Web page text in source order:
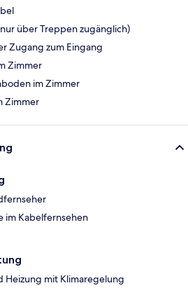
über Treppen zugänglich)
Zugang zum Eingang
Zimmer
im Zimmer
Zimmer
im Kabelfernsehen
Heizung mit Klimaregelung